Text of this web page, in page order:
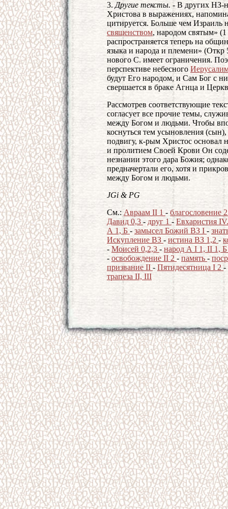
3. Другие тексты. - В других НЗ-
Христова в выражениях,
цитируется. Больше чем
священством, народом святым»
распространяется теперь на
языка и народа и племени»
нового С. имеет ограничения.
перспективе небесного
будут Его народом, и Сам Бог с
свершается в браке Агнца и
Рассмотрев соответствующие
согласует все прочие темы,
между Богом и людьми. Чтобы
коснуться тем усыновления
подвигу, к-рым Христос основал
и пролитием Своей Крови Он
незнании этого дара Божия;
предначертали его, хотя и
между Богом и людьми.
JGi & PG
Cм.: Авраам II 1 - благословение
Давид 0,3 - друг 1 - Евхаристия
А 1, Б - замысел Божий ВЗ I -
Искупление ВЗ - истина ВЗ 1,2 -
- Моисей 0,2,3 - народ А I 1, II 1,
- освобождение II 2 - память -
призвание II - Пятидесятница I 2 -
трапеза II, III